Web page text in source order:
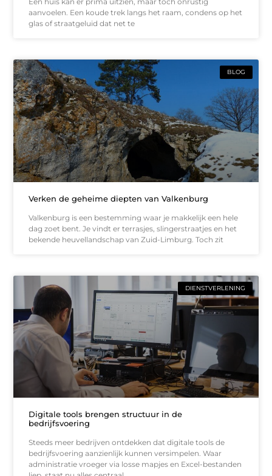
aanvoelen. Een koude trek langs het raam, condens op het
glas of straatgeluid dat net te
BLOG
Verken de geheime diepten van Valkenburg
Valkenburg is een bestemming waar je makkelijk een hele
dag zoet bent. Je vindt er terrasjes, slingerstraatjes en het
bekende heuvellandschap van Zuid-Limburg. Toch zit
DIENSTVERLENING
Digitale tools brengen structuur in de
bedrijfsvoering
Steeds meer bedrijven ontdekken dat digitale tools de
bedrijfsvoering aanzienlijk kunnen versimpelen. Waar
administratie vroeger via losse mapjes en Excel-bestanden